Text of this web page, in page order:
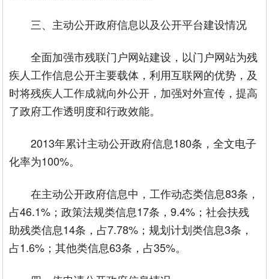
三、主动公开政府信息以及公开平台建设情况
全面加强市残联门户网站建设，以门户网站为残
疾人工作信息公开主要载体，利用互联网的优势，及
时将残疾人工作成就向外公开，加强对外宣传，提高
了政府工作透明度和行政效能。
2013年累计主动公开政府信息180条，全文电子
化率为100%。
在主动公开政府信息中，工作动态类信息83条，
占46.1%；政策法规类信息17条，9.4%；社会扶残
助残类信息14条，占7.78%；规划计划类信息3条，
占1.6%；其他类信息63条，占35%。